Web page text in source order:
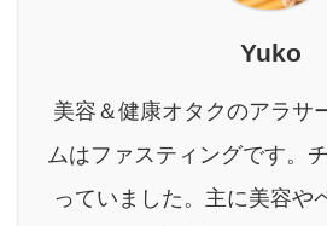
消することで、想像以上
きる美容法です。 本記事
らできる「塩抜き」につ
いて、効果から実践方
きと相性の良いファステ
Yuko
美容＆健康オタクのアラサ
ムはファスティングです。
っていました。主に美容や